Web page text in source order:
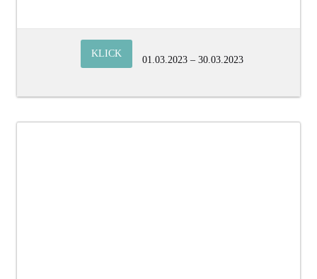
KLICK
01.03.2023 – 30.03.2023